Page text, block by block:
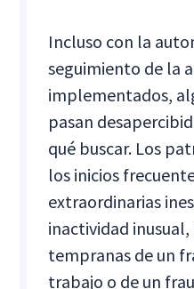
Incluso con la
seguimiento de la
implementados,
pasan
qué buscar. Los
los inicios
extraordinarias
inactividad
tempranas de un
trabajo o de un